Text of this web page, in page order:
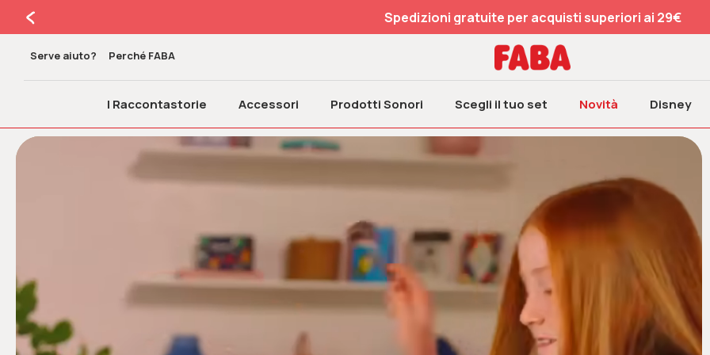
Piccola pausa estiva: le spedizioni ripartono dal 17
Serve aiuto? Perché FABA
I Raccontastorie Accessori Prodotti Sonori Scegli il tuo set Novità Disney